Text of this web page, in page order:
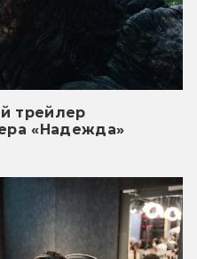
трейлер
«Надежда»